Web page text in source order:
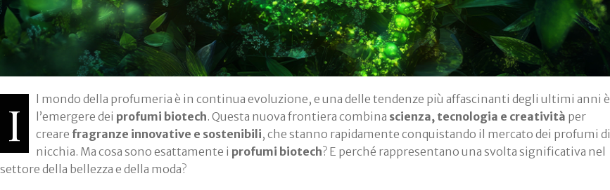
I
l mondo della profumeria è in continua evoluzione, e una delle tendenze più affascinanti degli ultimi anni è
l’emergere dei profumi biotech. Questa nuova frontiera combina scienza, tecnologia e creatività per
creare fragranze innovative e sostenibili, che stanno rapidamente conquistando il mercato dei profumi di
nicchia. Ma cosa sono esattamente i profumi biotech? E perché rappresentano una svolta significativa nel
settore della bellezza e della moda?